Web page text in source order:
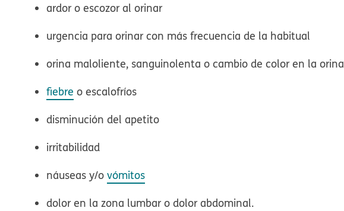
ardor o escozor al orinar
urgencia para orinar con más frecuencia de la habitual
orina maloliente, sanguinolenta o cambio de color en la orina
fiebre o escalofríos
disminución del apetito
irritabilidad
náuseas y/ovómitos
dolor en la zona lumbar o dolor abdominal.